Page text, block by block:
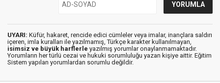
UYARI: Küfür, hakaret, rencide edici cümleler veya imalar, inançlara saldırı
içeren, imla kuralları ile yazılmamış, Türkçe karakter kullanılmayan,
isimsiz ve büyük harflerle yazılmış yorumlar onaylanmamaktadır.
Yorumların her türlü cezai ve hukuki sorumluluğu yazan kişiye aittir. Eğitim
Sistem yapılan yorumlardan sorumlu değildir.